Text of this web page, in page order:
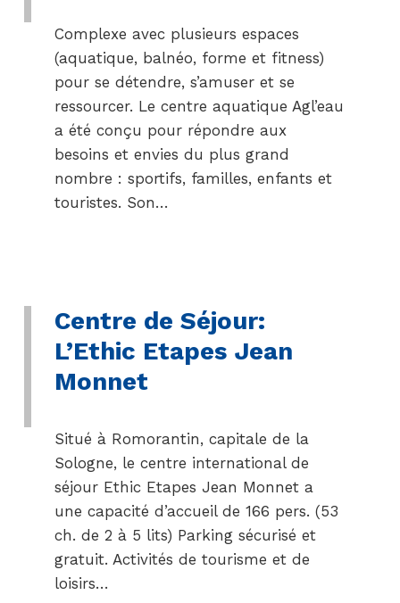
Complexe avec plusieurs espaces
(aquatique, balnéo, forme et fitness)
pour se détendre, s’amuser et se
ressourcer. Le centre aquatique Agl’eau
a été conçu pour répondre aux
besoins et envies du plus grand
nombre : sportifs, familles, enfants et
touristes. Son…
Centre de Séjour:
L’Ethic Etapes Jean
Monnet
Situé à Romorantin, capitale de la
Sologne, le centre international de
séjour Ethic Etapes Jean Monnet a
une capacité d’accueil de 166 pers. (53
ch. de 2 à 5 lits) Parking sécurisé et
gratuit. Activités de tourisme et de
loisirs…